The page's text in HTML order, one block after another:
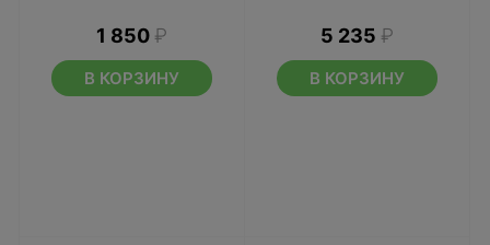
1 850 ₽
В КОРЗИНУ
5 235 ₽
В КОРЗИНУ